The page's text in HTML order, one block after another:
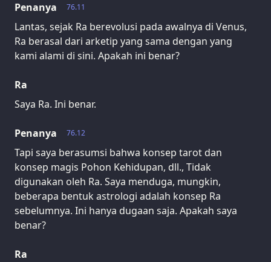
76.11
Penanya
Lantas, sejak Ra berevolusi pada awalnya di Venus,
Ra berasal dari arketip yang sama dengan yang
kami alami di sini. Apakah ini benar?
Ra
Saya Ra. Ini benar.
76.12
Penanya
Tapi saya berasumsi bahwa konsep tarot dan
konsep magis Pohon Kehidupan, dll., Tidak
digunakan oleh Ra. Saya menduga, mungkin,
beberapa bentuk astrologi adalah konsep Ra
sebelumnya. Ini hanya dugaan saja. Apakah saya
benar?
Ra